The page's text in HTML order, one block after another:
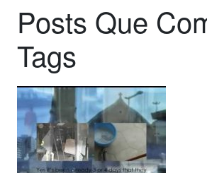
Posts Que
Tags